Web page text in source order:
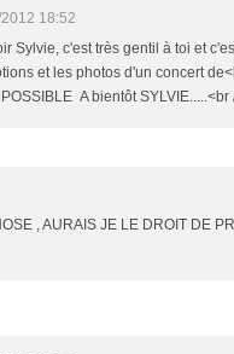
18:52
Sylvie, c'est très gentil à toi et
et les photos d'un concert
A bientôt SYLVIE.....<br
, AURAIS JE LE DROIT DE